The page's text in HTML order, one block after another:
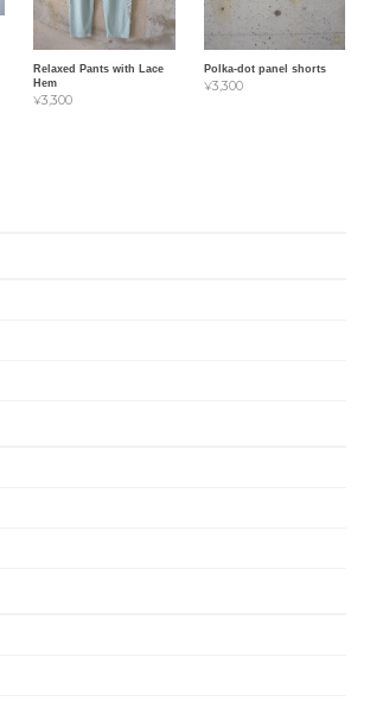
Relaxed Pants with Lace
Hem
¥3,300
Polka-dot panel shorts
¥3,300